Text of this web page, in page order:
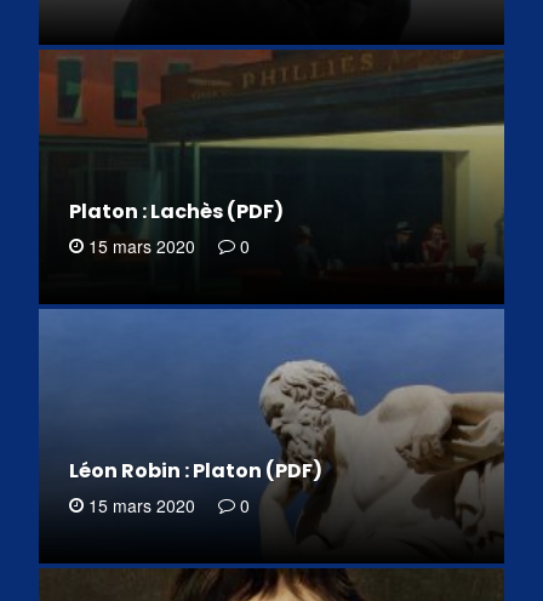
Platon : Lachès (PDF)
15 mars 2020 0
Léon Robin : Platon (PDF)
15 mars 2020 0